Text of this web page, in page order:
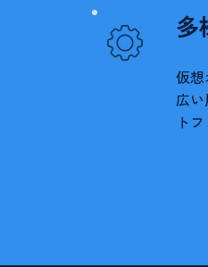
多
仮
広い
ト